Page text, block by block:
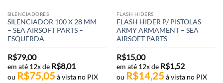
SILENCIADORES
SILENCIADOR 100 X 28 MM
– SEA AIRSOFT PARTS –
ESQUERDA
R$79,00
em até 12x de R$8,01
ou R$75,05 à vista no PIX
FLASH HIDERS
FLASH HIDER P/ PISTOLAS
ARMY ARMAMENT – SEA
AIRSOFT PARTS
R$15,00
em até 12x de R$1,52
ou R$14,25 à vista no PIX